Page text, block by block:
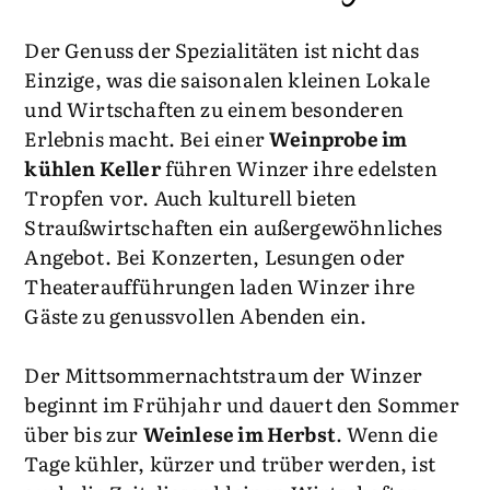
Der Genuss der Spezialitäten ist nicht das
Einzige, was die saisonalen kleinen Lokale
und Wirtschaften zu einem besonderen
Erlebnis macht. Bei einerWeinprobe im
kühlen Kellerführen Winzer ihre edelsten
Tropfen vor. Auch kulturell bieten
Straußwirtschaften ein außergewöhnliches
Angebot. Bei Konzerten, Lesungen oder
Theateraufführungen laden Winzer ihre
Gäste zu genussvollen Abenden ein.
Der Mittsommernachtstraum der Winzer
beginnt im Frühjahr und dauert den Sommer
über bis zurWeinlese im Herbst. Wenn die
Tage kühler, kürzer und trüber werden, ist